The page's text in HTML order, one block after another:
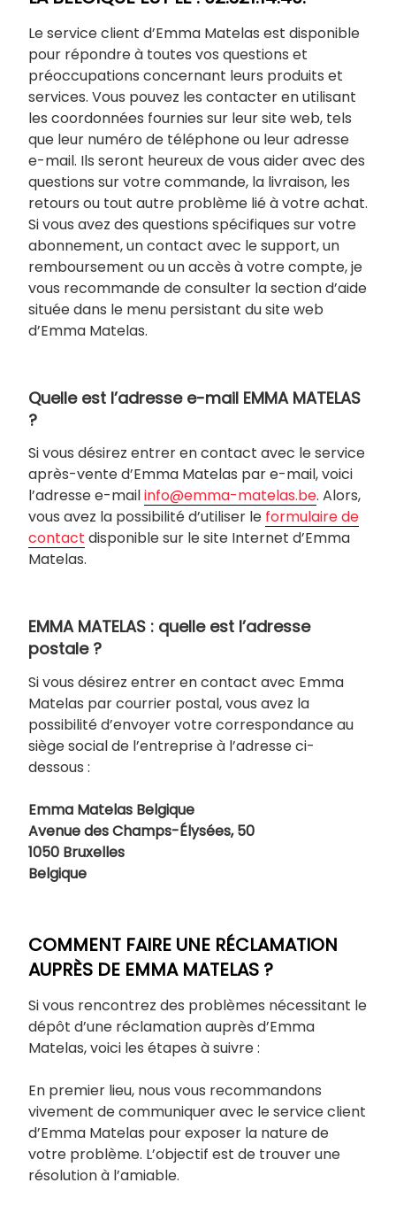
Le service client d’Emma Matelas est disponible
pour répondre à toutes vos questions et
préoccupations concernant leurs produits et
services. Vous pouvez les contacter en utilisant
les coordonnées fournies sur leur site web, tels
que leur numéro de téléphone ou leur adresse
e-mail. Ils seront heureux de vous aider avec des
questions sur votre commande, la livraison, les
retours ou tout autre problème lié à votre achat.
Si vous avez des questions spécifiques sur votre
abonnement, un contact avec le support, un
remboursement ou un accès à votre compte, je
vous recommande de consulter la section d’aide
située dans le menu persistant du site web
d’Emma Matelas.
Quelle est l’adresse e-mail EMMA MATELAS
?
Si vous désirez entrer en contact avec le service
après-vente d’Emma Matelas par e-mail, voici
l’adresse e-mailinfo@emma-matelas.be. Alors,
vous avez la possibilité d’utiliser le formulaire de
contact disponible sur le site Internet d’Emma
Matelas.
EMMA MATELAS : quelle est l’adresse
postale ?
Si vous désirez entrer en contact avec Emma
Matelas par courrier postal, vous avez la
possibilité d’envoyer votre correspondance au
siège social de l’entreprise à l’adresse ci-
dessous :
Emma Matelas Belgique
Avenue des Champs-Élysées, 50
1050 Bruxelles
Belgique
COMMENT FAIRE UNE RÉCLAMATION
AUPRÈS DE EMMA MATELAS ?
Si vous rencontrez des problèmes nécessitant le
dépôt d’une réclamation auprès d’Emma
Matelas, voici les étapes à suivre :
En premier lieu, nous vous recommandons
vivement de communiquer avec le service client
d’Emma Matelas pour exposer la nature de
votre problème. L’objectif est de trouver une
résolution à l’amiable.